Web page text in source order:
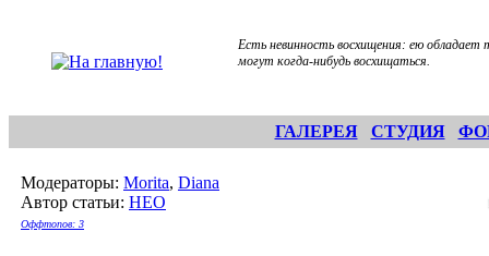
Есть невинность восхищения: ею обладает
могут когда-нибудь восхищаться.
ГАЛЕРЕЯ СТУДИЯ
Модераторы: Morita, Diana
Автор статьи: НЕО
Оффтопов: 3